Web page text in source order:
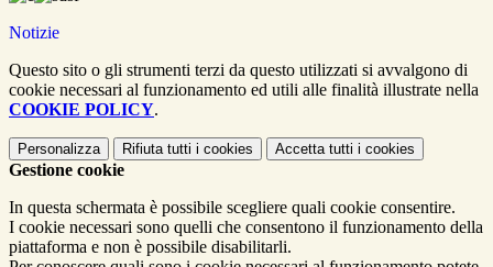
Notizie
Questo sito o gli strumenti terzi da questo utilizzati si avvalgono di
cookie necessari al funzionamento ed utili alle finalità illustrate nella
COOKIE POLICY.
Personalizza Rifiuta tutti i cookies Accetta tutti i cookies
Gestione cookie
In questa schermata è possibile scegliere quali cookie consentire.
I cookie necessari sono quelli che consentono il funzionamento della
piattaforma e non è possibile disabilitarli.